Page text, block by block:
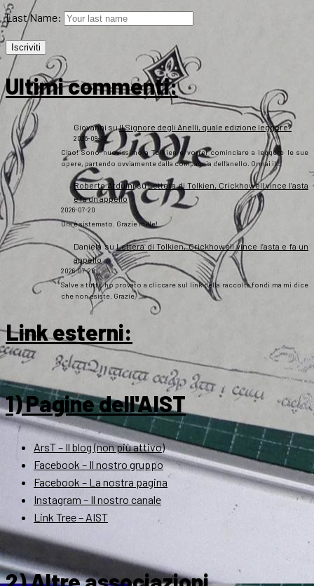
Last Name:
Ultimi commenti:
Giovanni suIl Signore degli Anelli, quale edizione leggere?
2026-08-10
Ciao! Sono nuovissimo a Tolkien e vorrei cominciare a leggere le sue
opere, partendo ovviamente dalla compagnia dell'anello. Ormai il…
Roberto ArduinisuLettera di Tolkien, Crickhowell vince l’asta
e fa un appello
2026-07-20
Ora è sistemato. Grazie mille!
DanielasuLettera di Tolkien, Crickhowell vince l’asta e fa un
appello
2026-07-20
Salve a tutti, ho provato a cliccare sul link della raccolta fondi ma mi dice
che non esiste. Grazie
Link esterni:
1) Pagine dell'AIST
ArsT – Il blog (non più attivo)
Facebook – Il nostro gruppo
Facebook – La nostra pagina
Instagram – Il nostro canale
Link Tree – AIST